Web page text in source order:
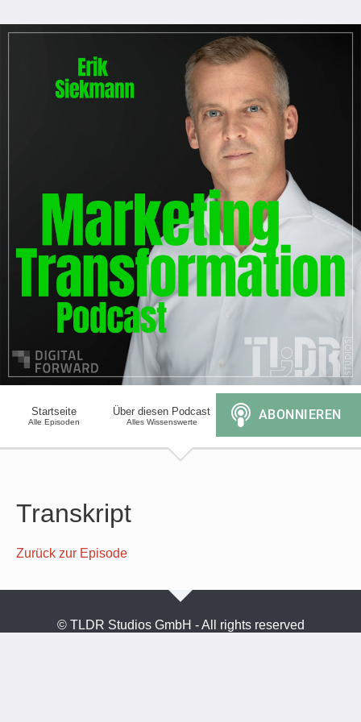
Startseite
Alle Episoden
Über diesen Podcast
Alles Wissenswerte
Transkript
Zurück zur Episode
© TLDR Studios GmbH - All rights reserved